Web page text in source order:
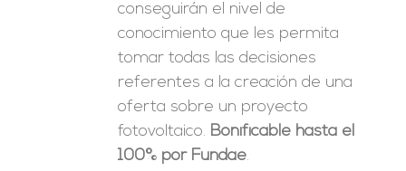
conseguirán el nivel de
conocimiento que les permita
tomar todas las decisiones
referentes a la creación de una
oferta sobre un proyecto
fotovoltaico. Bonificable hasta el
100% por Fundae.